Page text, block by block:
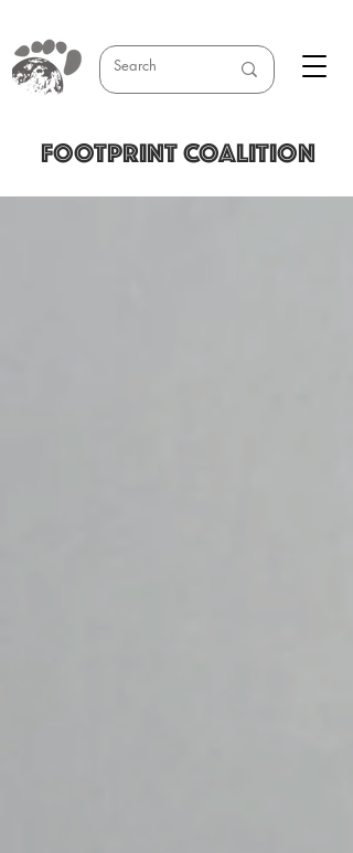
FOOTPRINT COALITION